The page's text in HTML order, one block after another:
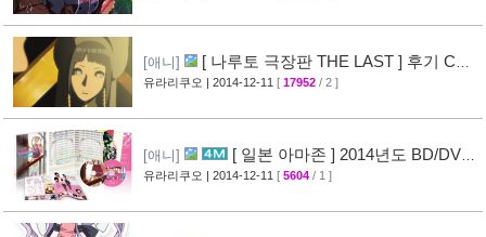
[애니]
[ 나루토 극장판 THE LAST ] 후기 CM
영상 + 개봉성적 + 최종권 발매 일정 공개
유라리쿠오 | 2014-12-11 [ 17952 / 2 ]
[애니]
[ 일본 아마존 ] 2014년도 BD/DVD
판매 TOP 10 랭킹 공개
[47]
유라리쿠오 | 2014-12-11 [ 5604 / 1 ]